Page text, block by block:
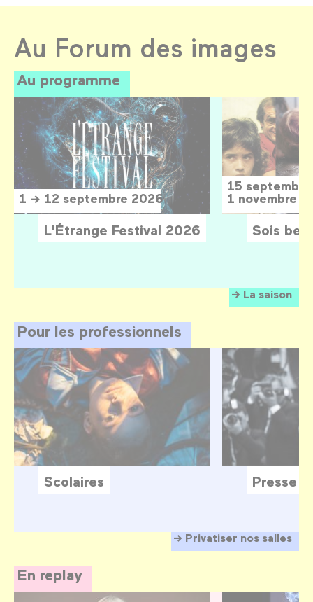
Au Forum des images
Au programme
La saison
1 → 12 septembre 2026
L'Étrange Festival 2026
15
1 novembre
Sois
Pour les professionnels
Privatiser nos salles
Scolaires Presse
En replay